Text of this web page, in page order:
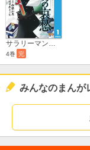
4巻 完
みんなのまんが